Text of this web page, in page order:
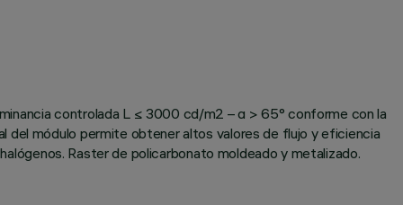
controlada L ≤ 3000 cd/m2 – α > 65° conforme con la
del módulo permite obtener altos valores de flujo y eficiencia
Raster de policarbonato moldeado y metalizado.